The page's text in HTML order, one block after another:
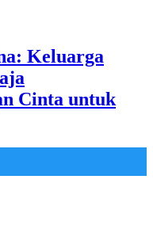
Keluarga
Cinta untuk